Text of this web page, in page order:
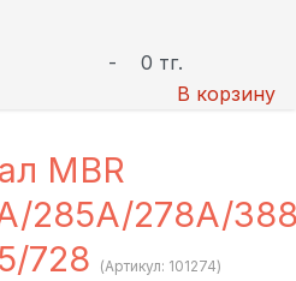
-
0 тг.
В корзину
MBR
285A/278A/
728
(Артикул: 101274)